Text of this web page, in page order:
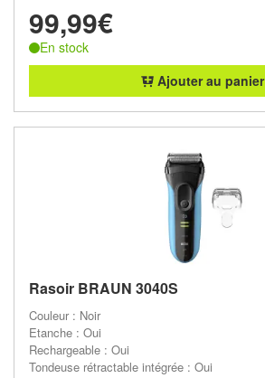
99,99€
En stock
Ajouter au panier
Rasoir BRAUN 3040S
Couleur : Noir
Etanche : Oui
Rechargeable : Oui
Tondeuse rétractable intégrée : Oui